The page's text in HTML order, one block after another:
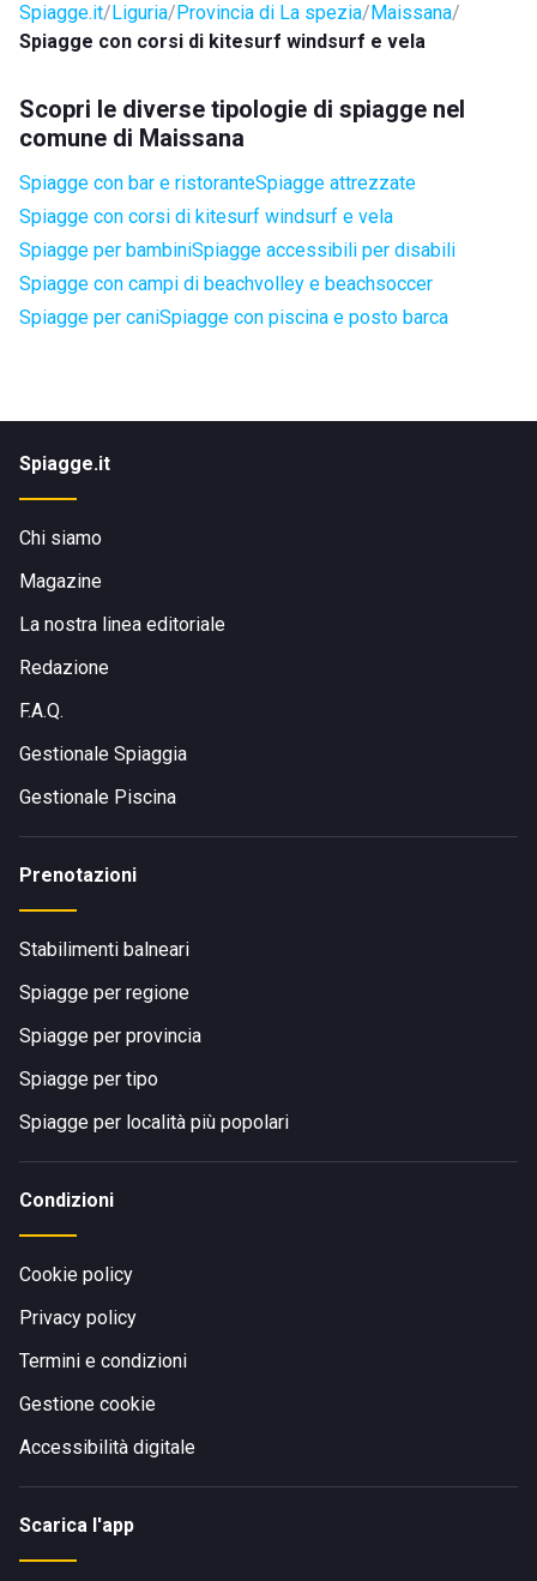
Spiagge.it Liguria Provincia di La spezia Maissana
Spiagge con corsi di kitesurf windsurf e vela
Scopri le diverse tipologie di spiagge nel
comune di Maissana
Spiagge con bar e ristoranteSpiagge attrezzate
Spiagge con corsi di kitesurf windsurf e vela
Spiagge per bambiniSpiagge accessibili per disabili
Spiagge con campi di beachvolley e beachsoccer
Spiagge per caniSpiagge con piscina e posto barca
Spiagge.it
Chi siamo
Magazine
La nostra linea editoriale
Redazione
F.A.Q.
Gestionale Spiaggia
Gestionale Piscina
Prenotazioni
Stabilimenti balneari
Spiagge per regione
Spiagge per provincia
Spiagge per tipo
Spiagge per località più popolari
Condizioni
Cookie policy
Privacy policy
Termini e condizioni
Gestione cookie
Accessibilità digitale
Scarica l'app